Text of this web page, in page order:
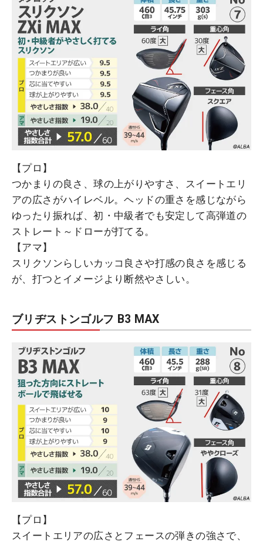
【プロ】
つかまりの良さ、球の上がりやすさ、スイートエリ
アの広さがハイレベル。ヘッドの重さを感じながら
ゆったり振れば、初・中級者でも安定して高弾道の
ストレート～ドローが打てる。
【アマ】
スリクソンらしいカッコ良さや打感の良さを感じる
が、打つとイメージより断然やさしい。
ブリヂストンゴルフ B3 MAX
【プロ】
スイートエリアの広さとフェースの弾きの強さで、